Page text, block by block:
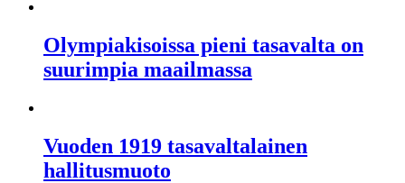
Olympiakisoissa pieni tasavalta on
suurimpia maailmassa
Vuoden 1919 tasavaltalainen
hallitusmuoto